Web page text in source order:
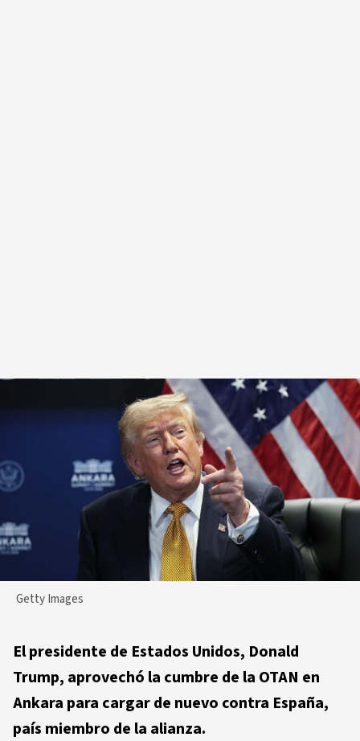
Getty Images
El presidente de Estados Unidos, Donald
Trump, aprovechó la cumbre de la OTAN en
Ankara para cargar de nuevo contra España,
país miembro de la alianza.